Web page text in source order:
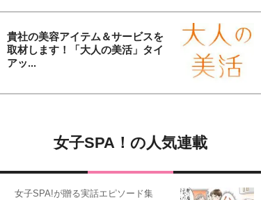
貴社の美容アイテム＆サービスを
取材します！「大人の美活」タイ
アッ...
女子SPA！の人気連載
女子SPA!が贈る実話エピソード集